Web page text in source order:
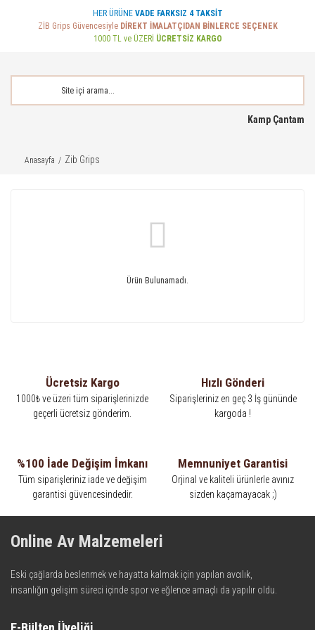
HER ÜRÜNE VADE FARKSIZ 4 TAKSİT
ZİB Grips Güvencesiyle DİREKT İMALATÇIDAN BİNLERCE SEÇENEK
1000 TL ve ÜZERİ ÜCRETSİZ KARGO
Kamp Çantam
Anasayfa Zib Grips
Ürün Bulunamadı.
Ücretsiz Kargo
1000₺ ve üzeri tüm siparişlerinizde
geçerli ücretsiz gönderim.
Hızlı Gönderi
Siparişleriniz en geç 3 İş gününde
kargoda !
%100 İade Değişim İmkanı
Tüm siparişleriniz iade ve değişim
garantisi güvencesindedir.
Memnuniyet Garantisi
Orjinal ve kaliteli ürünlerle avınız
sizden kaçamayacak ;)
Online Av Malzemeleri
Eski çağlarda beslenmek ve hayatta kalmak için yapılan avcılık,
insanlığın gelişim süreci içinde spor ve eğlence amaçlı da yapılır oldu.
teknolojinin dokunuşuyla av malzemelerinde en iyisini meydana